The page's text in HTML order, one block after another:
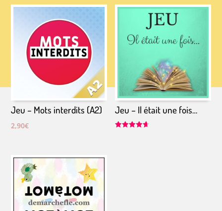
Jeu – Mots interdits (A2)
2,90€
Jeu – Il était une fois…